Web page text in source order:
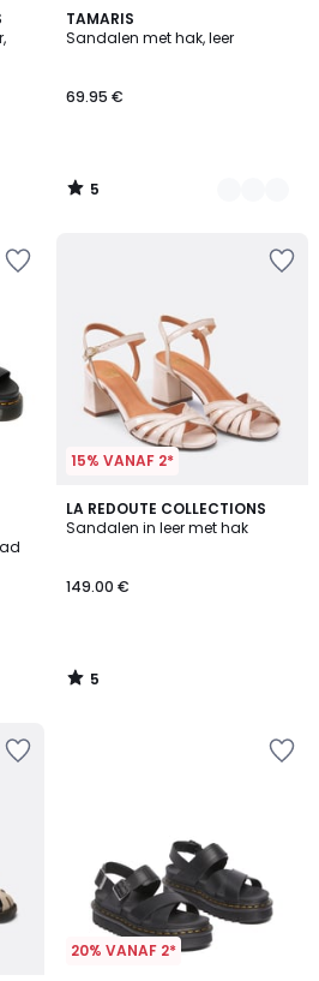
TAMARIS
Sandalen met hak, leer
69.95 €
5
/
4
Kleuren
5
/
15% VANAF 2*
LA REDOUTE COLLECTIONS
Sandalen in leer met hak
149.00 €
5
/
5
/
20% VANAF 2*